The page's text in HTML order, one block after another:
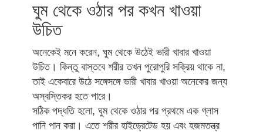
ঘুম থেকে ওঠার পর কখন খাওয়া
উচিত
অনেকেই মনে করেন, ঘুম থেকে উঠেই ভারী খাবার খাওয়া
উচিত। কিন্তু বাস্তবে শরীর তখন পুরোপুরি সক্রিয় থাকে না,
তাই একেবারে উঠে সঙ্গেসঙ্গে ভারী খাবার খাওয়া অনেকের জন্য
অস্বস্তিকর হতে পারে।
সঠিক পদ্ধতি হলো, ঘুম থেকে ওঠার পর প্রথমে এক গ্লাস
পানি পান করা। এতে শরীর হাইড্রেটেড হয় এবং হজমতন্ত্র